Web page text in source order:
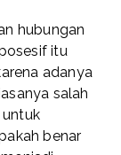
hubungan
itu
adanya
salah
untuk
benar